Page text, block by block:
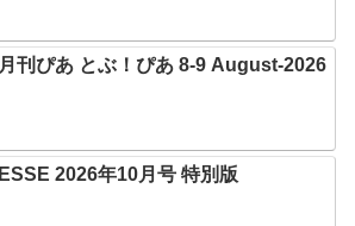
月刊ぴあ とぶ！ぴあ 8-9 August-2026
ESSE 2026年10月号 特別版